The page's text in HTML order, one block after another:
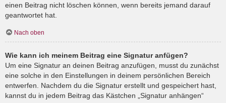
einen Beitrag nicht löschen können, wenn bereits jemand darauf
geantwortet hat.
Nach oben
Wie kann ich meinem Beitrag eine Signatur anfügen?
Um eine Signatur an deinen Beitrag anzufügen, musst du zunächst
eine solche in den Einstellungen in deinem persönlichen Bereich
entwerfen. Nachdem du die Signatur erstellt und gespeichert hast,
kannst du in jedem Beitrag das Kästchen „Signatur anhängen“